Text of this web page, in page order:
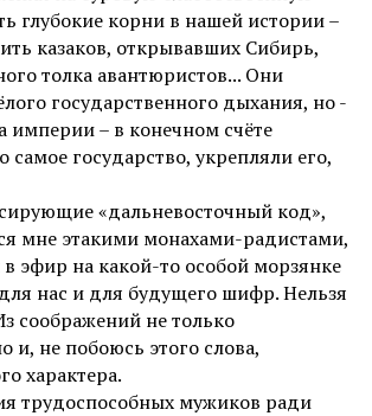
глубокие корни в нашей истории –
казаков, открывавших Сибирь,
толка авантюристов... Они
государственного дыхания, но -
империи – в конечном счёте
самое государство, укрепляли его,
«дальневосточный код»,
мне этакими монахами-радистами,
эфир на какой-то особой морзянке
нас и для будущего шифр. Нельзя
соображений не только
и, не побоюсь этого слова,
характера.
трудоспособных мужиков ради